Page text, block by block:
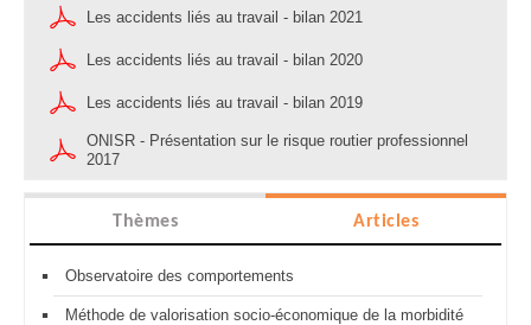
Les accidents liés au travail - bilan 2021
Les accidents liés au travail - bilan 2020
Les accidents liés au travail - bilan 2019
ONISR - Présentation sur le risque routier professionnel
2017
Thèmes Articles
Observatoire des comportements
Méthode de valorisation socio-économique de la morbidité